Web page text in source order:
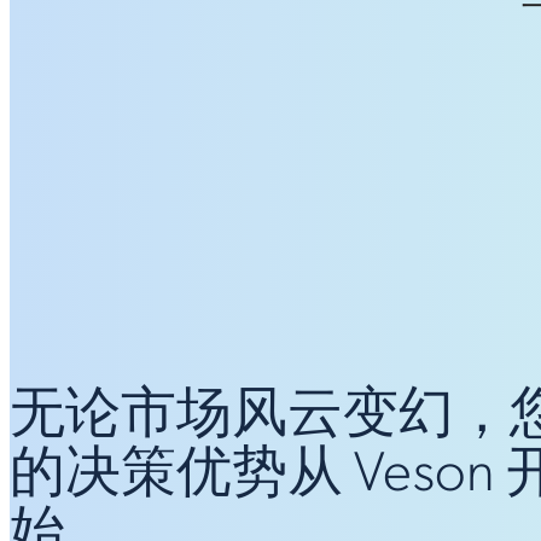
无论市场风云变幻，
的决策优势从 Veson
始。